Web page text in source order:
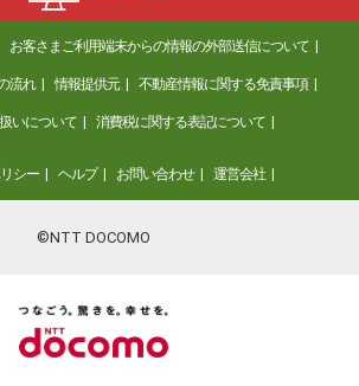
お客さまご利用端末からの情報の外部送信について
流れ 情報提供元 不動産情報に関する免責事項
いについて 消費税に関する表記について
シー ヘルプ お問い合わせ 運営会社
©NTT DOCOMO